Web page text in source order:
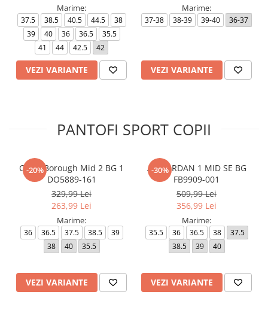
Marime:
37.5 38.5 40.5 44.5
38
39
40 36 36.5
35.5
41
44 42.5 42
VEZI VARIANTE
Marime:
37-38 38-39 39-40 36-37
VEZI VARIANTE
PANTOFI SPORT COPII
-20%
Court Borough Mid 2 BG 1
DO5889-161
329,99 Lei
263,99 Lei
Marime:
36 36.5 37.5 38.5
39
38
40 35.5
VEZI VARIANTE
-30%
AIR JORDAN 1 MID SE BG
FB9909-001
509,99 Lei
356,99 Lei
Marime:
35.5 36 36.5 38
37.5
38.5
39 40
VEZI VARIANTE